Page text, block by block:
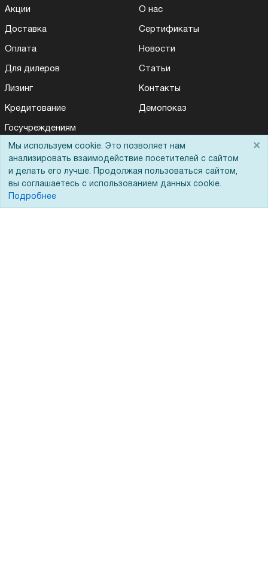
Акции
Доставка
Оплата
Для дилеров
Лизинг
Кредитование
Госучреждениям
Тендеры
Бренды
ЭДО
О нас
Сертификаты
Новости
Статьи
Контакты
Демопоказ
Мы используем cookie. Это позволяет нам
анализировать взаимодействие посетителей с сайтом
и делать его лучше. Продолжая пользоваться сайтом,
вы соглашаетесь с использованием данных cookie.
Подробнее
×